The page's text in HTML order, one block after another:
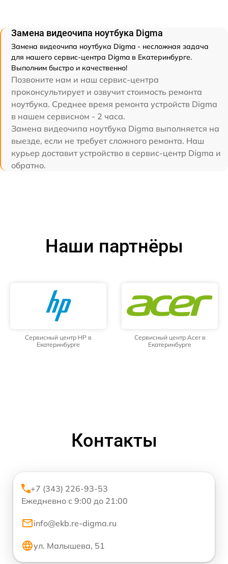
Замена видеочипа ноутбука Digma
Замена видеочипа ноутбука Digma - несложная задача
для нашего сервис-центра Digma в Екатеринбурге.
Выполним быстро и качественно!
Позвоните нам и наш сервис-центра
проконсультирует и озвучит стоимость ремонта
ноутбука. Среднее время ремонта устройств Digma
в нашем сервисном - 2 часа.
Замена видеочипа ноутбука Digma выполняется на
выезде, если не требует сложного ремонта. Наш
курьер доставит устройство в сервис-центр Digma и
обратно.
Наши партнёры
Сервисный центр HP в
Екатеринбурге
Сервисный центр Acer в
Екатеринбурге
Контакты
+7 (343) 226-93-53
Ежедневно с 9:00 до 21:00
info@ekb.re-digma.ru
ул. Малышева, 51